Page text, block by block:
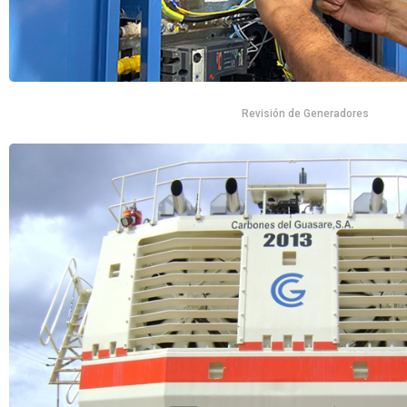
Revisión de Generadores